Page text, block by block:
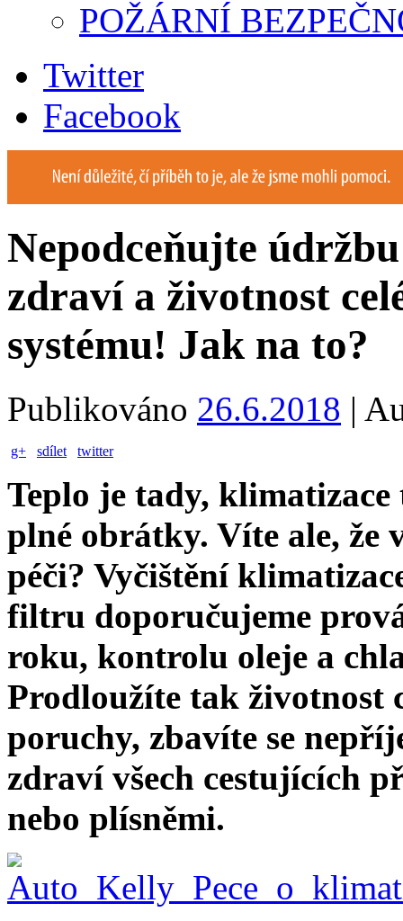
POŽÁRNÍ
Twitter
Facebook
Nepodceňujte
zdraví a životnost
systému! Jak na to?
Publikováno 26.6.2018 |
g+ sdílet twitter
Teplo je tady,
plné obrátky. Víte ale, že
péči? Vyčištění
filtru doporučujeme
roku, kontrolu oleje a
Prodloužíte tak životnost
poruchy, zbavíte se
zdraví všech cestujících
nebo plísněmi.